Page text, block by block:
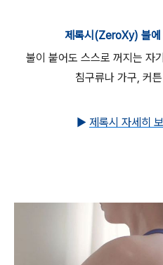
제록시(ZeroXy) 불에
불이 붙어도 스스로 꺼지는 자
침구류나 가구, 커
▶ 제록시 자세히